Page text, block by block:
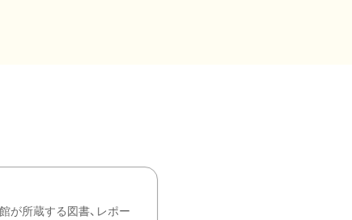
が所蔵する図書、レポー